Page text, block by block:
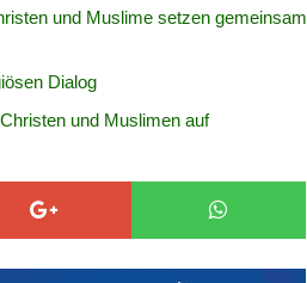
und Muslime setzen gemeinsam
Dialog
und Muslimen auf